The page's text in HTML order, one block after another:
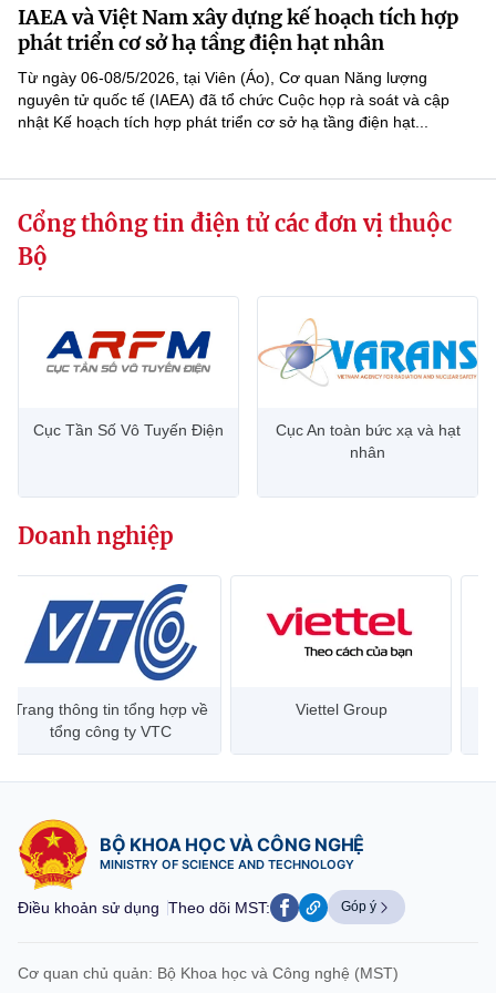
Sở Khoa học và Công nghệ
Chuyển đổi số
Bưu chính, Viễn thông
Năng lượng nguyên tử
Tin địa phương
Văn bản QPPL
Văn bản chỉ đạo điều hành
Lấy ý kiến người dân về dự thảo VBQPPL
MST IOFFICE
THỐNG KÊ
Khoa học và Công nghệ
Đổi mới sáng tạo
Chuyển đổi số
Sở hữu trí tuệ
Multimedia
Khác
Videos
Ảnh
Vietnamese
BỘ KHOA HỌC VÀ CÔNG NGHỆ
Điều khoản sử dụng Theo dõi MST:
Chịu trách nhiệm nội dung: Nguyễn Thị Hải Hằng
Giám đốc Trung tâm Truyền thông Khoa học và Công nghệ.
Liên hệ
Địa chỉ: Ban Biên tập Cổng TTĐT - 18 Nguyễn Du, TP. Hà Nội
©2026 Bản quyền thuộc Bộ Khoa Học và Công Nghệ
IAEA và Việt Nam xây dựng kế hoạch tích hợp
phát triển cơ sở hạ tầng điện hạt nhân
Từ ngày 06-08/5/2026, tại Viên (Áo), Cơ quan Năng lượng
nguyên tử quốc tế (IAEA) đã tổ chức Cuộc họp rà soát và cập
nhật Kế hoạch tích hợp phát triển cơ sở hạ tầng điện hạt...
Cổng thông tin điện tử các đơn vị thuộc
Bộ
Cục Tần Số Vô Tuyến Điện
Cục An toàn bức xạ và hạt
nhân
Doanh nghiệp
Trang thông tin tổng hợp về
tổng công ty VTC
Viettel Group
BỘ KHOA HỌC VÀ CÔNG NGHỆ
MINISTRY OF SCIENCE AND TECHNOLOGY
Điều khoản sử dụng Theo dõi MST: Góp ý
Cơ quan chủ quản: Bộ Khoa học và Công nghệ (MST)